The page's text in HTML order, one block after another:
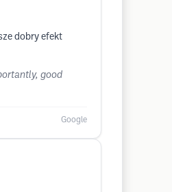
dobry efekt
good
Google